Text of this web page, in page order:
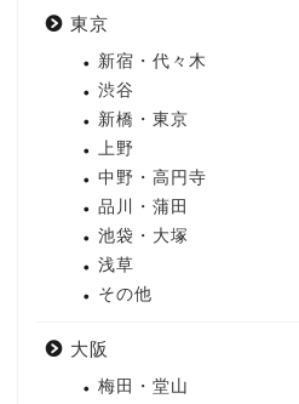
東京
新宿・代々木
渋谷
新橋・東京
上野
中野・高円寺
品川・蒲田
池袋・大塚
浅草
その他
大阪
梅田・堂山